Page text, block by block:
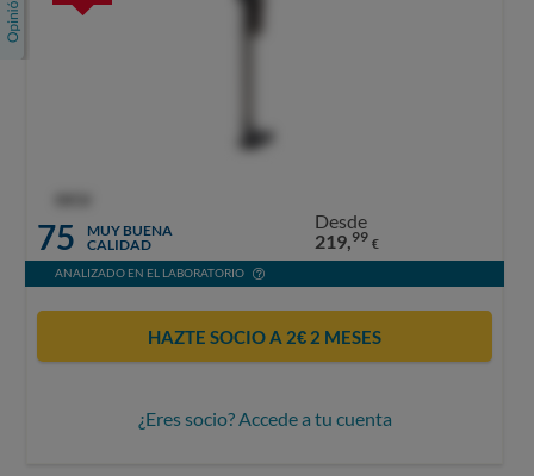
75
MUY BUENA
CALIDAD
Desde
219,99 €
ANALIZADO EN EL LABORATORIO
HAZTE SOCIO A 2€ 2 MESES
¿Eres socio? Accede a tu cuenta